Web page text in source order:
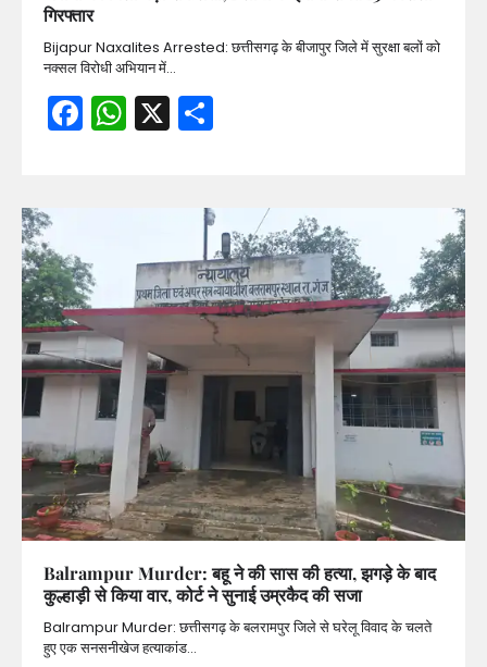
गिरफ्तार
Bijapur Naxalites Arrested: छत्तीसगढ़ के बीजापुर जिले में सुरक्षा बलों को
नक्सल विरोधी अभियान में…
Facebook
WhatsApp
X
Balrampur Murder: बहू ने की सास की हत्या, झगड़े के बाद
कुल्हाड़ी से किया वार, कोर्ट ने सुनाई उम्रकैद की सजा
Balrampur Murder: छत्तीसगढ़ के बलरामपुर जिले से घरेलू विवाद के चलते
हुए एक सनसनीखेज हत्याकांड…